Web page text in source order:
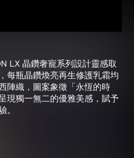
LX 晶鑽奢寵系列設計靈感取
每瓶晶鑽煥亮再生修護乳霜均
陣織，圖案象徵「永恆的時
現獨一無二的優雅美感，賦予
。